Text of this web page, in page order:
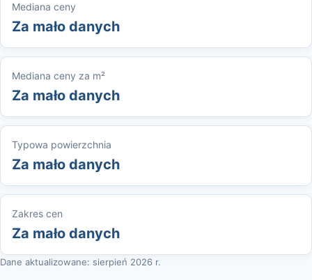
Mediana ceny
Za mało danych
Mediana ceny za m²
Za mało danych
Typowa powierzchnia
Za mało danych
Zakres cen
Za mało danych
Dane aktualizowane: sierpień 2026 r.